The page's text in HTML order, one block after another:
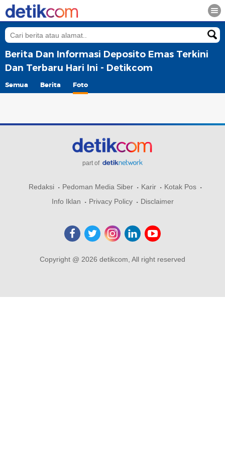
Berita Dan Informasi Deposito Emas Terkini
Dan Terbaru Hari Ini - Detikcom
Semua Berita Foto
part of
Redaksi Pedoman Media Siber Karir
Kotak Pos
Info Iklan
Privacy Policy Disclaimer
Copyright @ 2026 detikcom, All right reserved